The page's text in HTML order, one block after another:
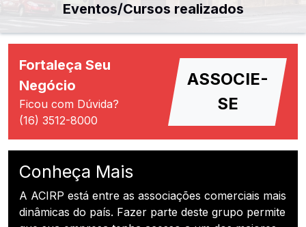
Eventos/Cursos realizados
Fortaleça Seu
Negócio
Ficou com Dúvida?
(16) 3512-8000
ASSOCIE-
SE
Conheça Mais
A ACIRP está entre as associações comerciais mais
dinâmicas do país. Fazer parte deste grupo permite